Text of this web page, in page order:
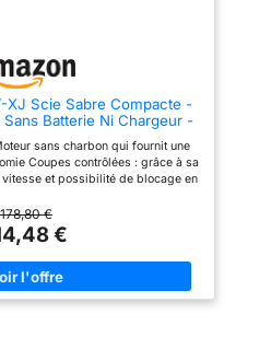
XJ Scie Sabre Compacte -
Batterie Ni Chargeur -
sans charbon qui fournit une
Coupes contrôlées : grâce à sa
et possibilité de blocage en
et rapide Adapté aux espaces
: grâce à sa forme compacte
Facile à manipuler : grâce à la
du moteur
178,80 €
€